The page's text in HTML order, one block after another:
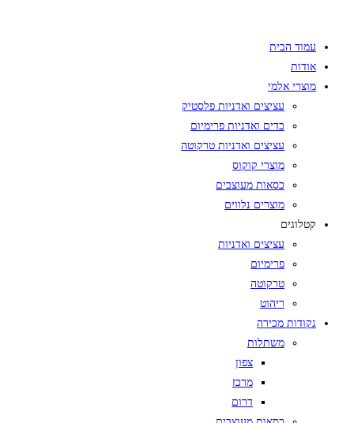
עמוד הבית
אודות
מוצרי אלמי
עציצים ואדניות פלסטיק
כדים ואדניות פרימיום
עציצים ואדניות טרקוטה
מוצרי קוקוס
כסאות מעוצבים
מוצרים נלווים
קטלוגים
עציצים ואדניות
פרימיום
טרקוטה
ריהוט
נקודות מכירה
משתלות
צפון
מרכז
דרום